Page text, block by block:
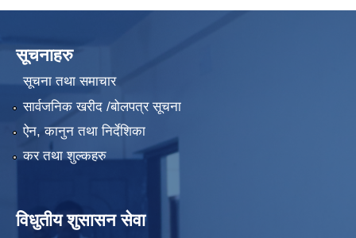
सूचनाहरु
सूचना तथा समाचार
सार्वजनिक खरीद /बोलपत्र सूचना
ऐन, कानुन तथा निर्देशिका
कर तथा शुल्कहरु
विधुतीय शुसासन सेवा